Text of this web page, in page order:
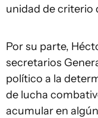
unidad de criterio
Por su parte,
secretarios
político a la
de lucha
acumular en